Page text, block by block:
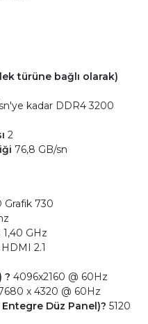
türüne bağlı olarak)
kadar DDR4 3200
2
76,8 GB/sn
730
1,40 GHz
2.1
? 4096x2160 @ 60Hz
x 4320 @ 60Hz
Düz Panel)? 5120